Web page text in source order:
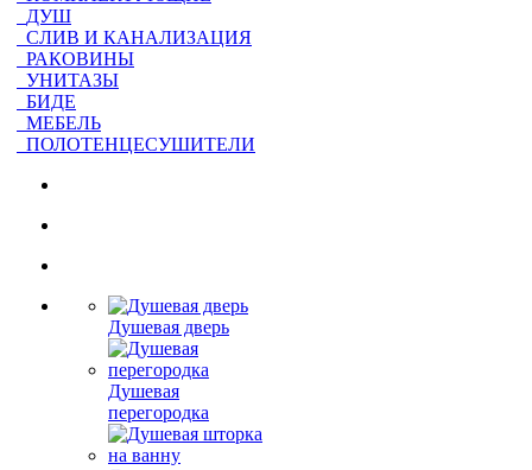
ДУШ
СЛИВ И КАНАЛИЗАЦИЯ
РАКОВИНЫ
УНИТАЗЫ
БИДЕ
МЕБЕЛЬ
ПОЛОТЕНЦЕСУШИТЕЛИ
Душевая дверь
Душевая
перегородка